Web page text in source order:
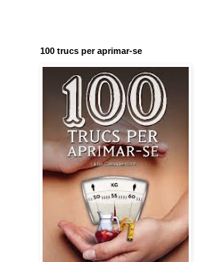
100 trucs per aprimar-se